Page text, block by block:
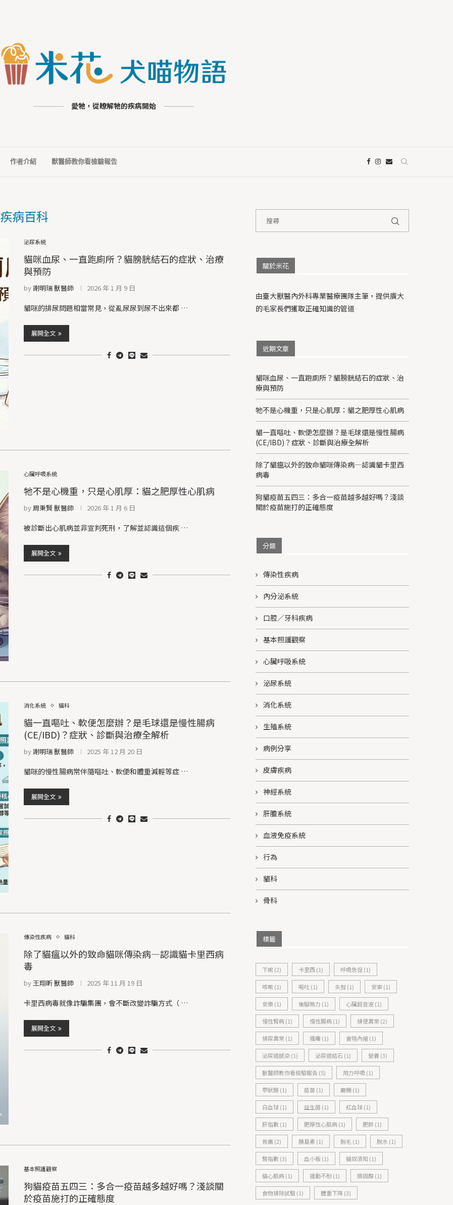
愛牠，從瞭解牠的疾病開始
作者介紹 獸醫師教你看檢驗報告
疾病百科
泌尿系統
貓咪血尿、一直跑廁所？貓膀胱結石的症狀、治療
與預防
by謝明瑞 獸醫師 2026 年 1 月 9 日
貓咪的排尿問題相當常見，從亂尿尿到尿不出來都 …
展開全文
心臟呼吸系統
牠不是心機重，只是心肌厚：貓之肥厚性心肌病
by 周秉賢 獸醫師 2026 年 1 月 6 日
被診斷出心肌病並非宣判死刑，了解並認識這個疾 …
展開全文
消化系統 貓科
貓一直嘔吐、軟便怎麼辦？是毛球還是慢性腸病
(CE/IBD)？症狀、診斷與治療全解析
by謝明瑞 獸醫師 2025 年 12 月 20 日
貓咪的慢性腸病常伴隨嘔吐、軟便和體重減輕等症 …
展開全文
傳染性疾病 貓科
除了貓瘟以外的致命貓咪傳染病—認識貓卡里西病
毒
by王翔昕 獸醫師 2025 年 11 月 19 日
卡里西病毒就像詐騙集團，會不斷改變詐騙方式（ …
展開全文
基本照護觀察
狗貓疫苗五四三：多合一疫苗越多越好嗎？淺談關
於疫苗施打的正確態度
關於米花
由臺大獸醫內外科專業醫療團隊主筆，提供廣大
的毛家長們獲取正確知識的管道
近期文章
貓咪血尿、一直跑廁所？貓膀胱結石的症狀、治
療與預防
牠不是心機重，只是心肌厚：貓之肥厚性心肌病
貓一直嘔吐、軟便怎麼辦？是毛球還是慢性腸病
(CE/IBD)？症狀、診斷與治療全解析
除了貓瘟以外的致命貓咪傳染病—認識貓卡里西
病毒
狗貓疫苗五四三：多合一疫苗越多越好嗎？淺談
關於疫苗施打的正確態度
分類
傳染性疾病
內分泌系統
口腔／牙科疾病
基本照護觀察
心臟呼吸系統
泌尿系統
消化系統
生殖系統
病例分享
皮膚疾病
神經系統
肝膽系統
血液免疫系統
行為
貓科
骨科
標籤
下痢(2) 卡里西 (1) 呼吸急促(1)
咳嗽(1) 嘔吐(1) 失智(1) 安寧(1)
安樂(1) 後腳無力 (1) 心臟超音波(1)
慢性腎病(1) 慢性腸病(1) 排便異常 (2)
排尿異常 (1) 搔癢(1) 會陰內縮(1)
泌尿道感染(1) 泌尿道結石(1) 營養(3)
獸醫師教你看檢驗報告 (5) 用力呼吸(1)
甲狀腺(1) 疫苗(1) 癲癇(1)
白血球(1) 益生菌 (1) 紅血球(1)
肝指數(1) 肥厚性心肌病(1) 肥胖(1)
背痛(2) 胰島素(1) 脫毛(1) 脫水(1)
腎指數(3) 血小板(1) 貓奴須知(1)
貓心肌病(1) 運動不耐(1) 類固醇(1)
食物排除試驗(1) 體重下降(3)